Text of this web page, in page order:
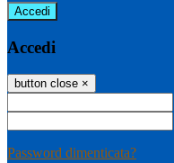
Accedi
Accedi
button close ×
Password dimenticata?